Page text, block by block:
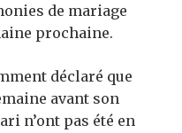
de mariage
prochaine.
déclaré que
avant son
n’ont pas été en